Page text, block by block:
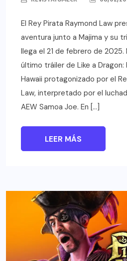
El Rey Pirata Raymond Law
aventura junto a Majima y su
llega el 21 de febrero de
último tráiler de Like a Dragon:
Hawaii protagonizado por el
Law, interpretado por el
AEW Samoa Joe. En […]
LEER MÁS